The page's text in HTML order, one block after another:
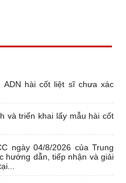
ADN hài cốt liệt sĩ chưa xác
và triển khai lấy mẫu hài cốt
ngày 04/8/2026 của Trung
hướng dẫn, tiếp nhận và giải